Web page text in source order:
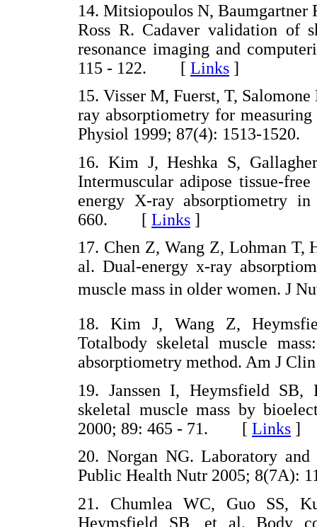
14. Mitsiopoulos N,
Ross R. Cadaver validation of
resonance imaging and
115 - 122. [ Links ]
15. Visser M, Fuerst, T,
ray absorptiometry for
Physiol 1999; 87(4): 1513-
16. Kim J, Heshka S,
Intermuscular adipose tissue-
energy X-ray absorptiometry
660. [ Links ]
17. Chen Z, Wang Z, Lohman T,
al. Dual-energy x-ray
muscle mass in older women. J
18. Kim J, Wang Z,
Totalbody skeletal muscle
absorptiometry method. Am J
19. Janssen I, Heymsfield SB,
skeletal muscle mass by
2000; 89: 465 - 71. [ Links ]
20. Norgan NG. Laboratory
Public Health Nutr 2005;
21. Chumlea WC, Guo SS,
Heymsfield SB, et al. Body